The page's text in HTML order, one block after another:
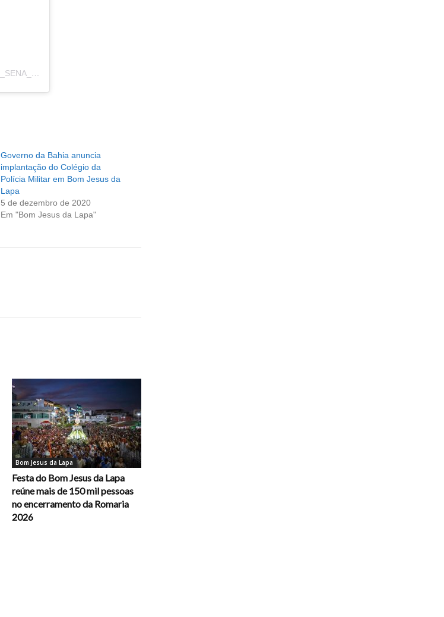
UM POST COMPARTILHADO POR MARCONEE SENA (@MARCONE_SENA_VICE_PREFEITO)
Governo da Bahia anuncia
implantação do Colégio da
Polícia Militar em Bom Jesus da
Lapa
5 de dezembro de 2020
Em "Bom Jesus da Lapa"
Bom Jesus da Lapa
Festa do Bom Jesus da Lapa
reúne mais de 150 mil pessoas
no encerramento da Romaria
2026